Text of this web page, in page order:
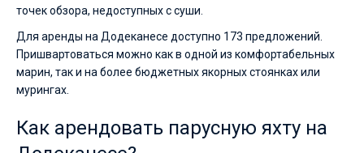
точек обзора, недоступных с суши.
Для аренды на Додеканесе доступно 173 предложений.
Пришвартоваться можно как в одной из комфортабельных
марин, так и на более бюджетных якорных стоянках или
мурингах.
Как арендовать парусную яхту на